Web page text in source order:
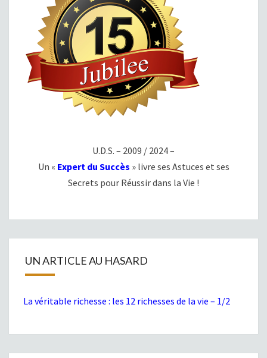
U.D.S. – 2009 / 2024 –
Un « Expert du Succès » livre ses Astuces et ses
Secrets pour Réussir dans la Vie !
UN ARTICLE AU HASARD
La véritable richesse : les 12 richesses de la vie – 1/2